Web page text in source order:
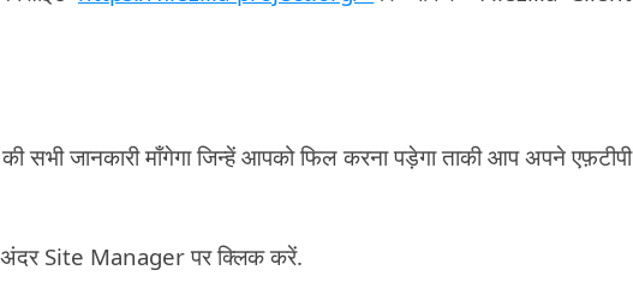
जानकारी माँगेगा जिन्हें आपको फिल करना पड़ेगा ताकी आप अपने एफ़टीपी
Site Manager पर क्लिक करें.